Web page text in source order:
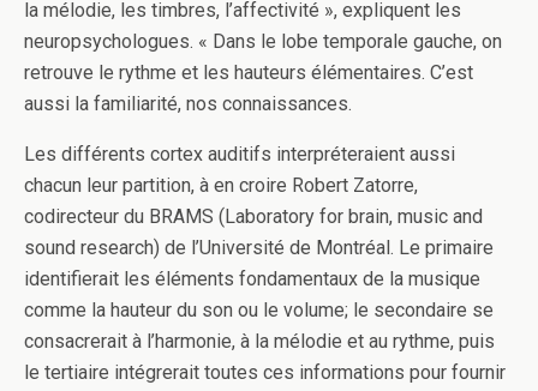
la mélodie, les timbres, l’affectivité », expliquent les
neuropsychologues. « Dans le lobe temporale gauche, on
retrouve le rythme et les hauteurs élémentaires. C’est
aussi la familiarité, nos connaissances.
Les différents cortex auditifs interpréteraient aussi
chacun leur partition, à en croire Robert Zatorre,
codirecteur du BRAMS (Laboratory for brain, music and
sound research) de l’Université de Montréal. Le primaire
identifierait les éléments fondamentaux de la musique
comme la hauteur du son ou le volume; le secondaire se
consacrerait à l’harmonie, à la mélodie et au rythme, puis
le tertiaire intégrerait toutes ces informations pour fournir